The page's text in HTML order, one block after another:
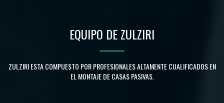
EQUIPO DE ZULZIRI
ZULZIRI ESTA COMPUESTO POR PROFESIONALES ALTAMENTE CUALIFICADOS EN
EL MONTAJE DE CASAS PASIVAS.